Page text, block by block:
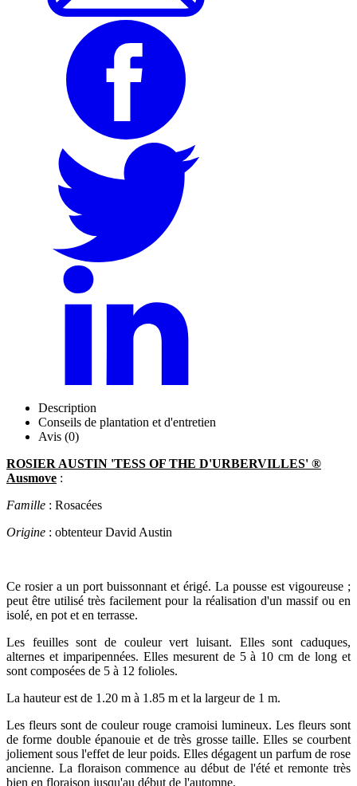
Description
Conseils de plantation et d'entretien
Avis (0)
ROSIER AUSTIN 'TESS OF THE D'URBERVILLES' ®
Ausmove :
Famille : Rosacées
Origine : obtenteur David Austin
Ce rosier a un port buissonnant et érigé. La pousse est vigoureuse ;
peut être utilisé très facilement pour la réalisation d'un massif ou en
isolé, en pot et en terrasse.
Les feuilles sont de couleur vert luisant. Elles sont caduques,
alternes et imparipennées. Elles mesurent de 5 à 10 cm de long et
sont composées de 5 à 12 folioles.
La hauteur est de 1.20 m à 1.85 m et la largeur de 1 m.
Les fleurs sont de couleur rouge cramoisi lumineux. Les fleurs sont
de forme double épanouie et de très grosse taille. Elles se courbent
joliement sous l'effet de leur poids. Elles dégagent un parfum de rose
ancienne. La floraison commence au début de l'été et remonte très
bien en floraison jusqu'au début de l'automne.